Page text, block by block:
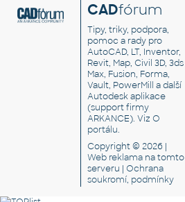
CADfórum
Tipy, triky, podpora,
pomoc a rady pro
AutoCAD, LT, Inventor,
Revit, Map, Civil 3D, 3ds
Max, Fusion, Forma,
Vault, PowerMill a další
Autodesk aplikace
(support firmy
ARKANCE). VizO
portálu.
Copyright © 2026 |
Web reklama na tomto
serveru |Ochrana
soukromí, podmínky